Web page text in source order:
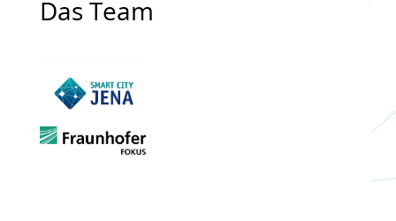
Das Team